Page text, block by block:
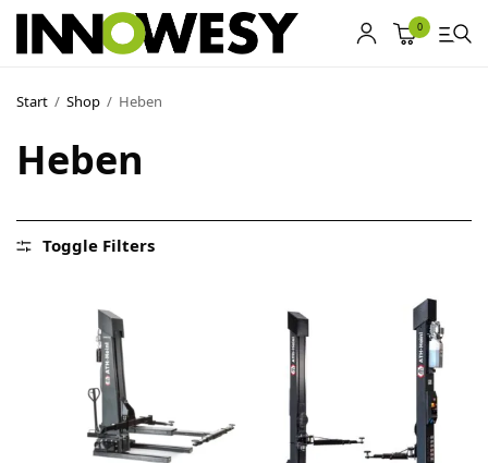
0
Start / Shop / Heben
Heben
Toggle Filters
Shop
Ankauf